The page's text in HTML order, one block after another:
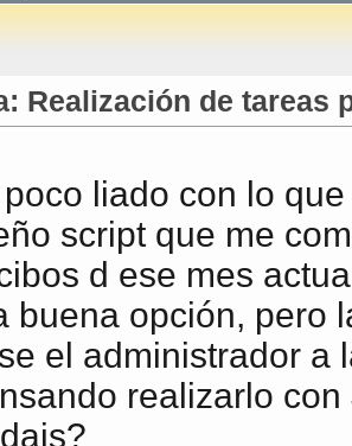
Realización de tareas
liado con lo
script que me
d ese mes
buena opción, pero
el administrador a
realizarlo